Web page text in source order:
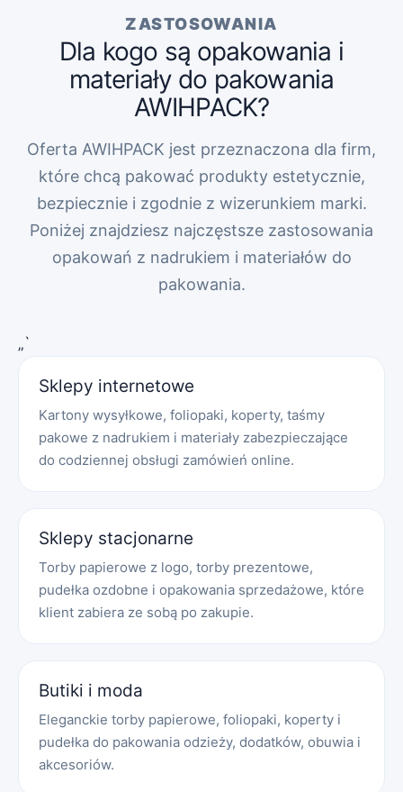
ZASTOSOWANIA
Dla kogo są opakowania i
materiały do pakowania
AWIHPACK?
Oferta AWIHPACK jest przeznaczona dla firm,
które chcą pakować produkty estetycznie,
bezpiecznie i zgodnie z wizerunkiem marki.
Poniżej znajdziesz najczęstsze zastosowania
opakowań z nadrukiem i materiałów do
pakowania.
„`
Sklepy internetowe
Kartony wysyłkowe, foliopaki, koperty, taśmy
pakowe z nadrukiem i materiały zabezpieczające
do codziennej obsługi zamówień online.
Sklepy stacjonarne
Torby papierowe z logo, torby prezentowe,
pudełka ozdobne i opakowania sprzedażowe, które
klient zabiera ze sobą po zakupie.
Butiki i moda
Eleganckie torby papierowe, foliopaki, koperty i
pudełka do pakowania odzieży, dodatków, obuwia i
akcesoriów.